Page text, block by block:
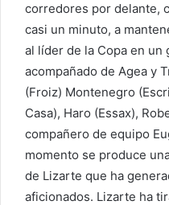
corredores por delante,
casi un minuto, a
al líder de la Copa en
acompañado de Agea y
(Froiz) Montenegro
Casa), Haro (Essax),
compañero de equipo
momento se produce
de Lizarte que ha
aficionados. Lizarte ha